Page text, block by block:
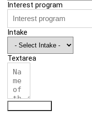
Interest program
Intake
Textarea